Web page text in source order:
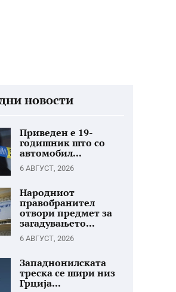
новости
Приведен е 19-
годишник што со
автомобил...
6 АВГУСТ, 2026
Народниот
правобранител
отвори предмет за
загадувањето...
6 АВГУСТ, 2026
Западнонилската
треска се шири низ
Грција...